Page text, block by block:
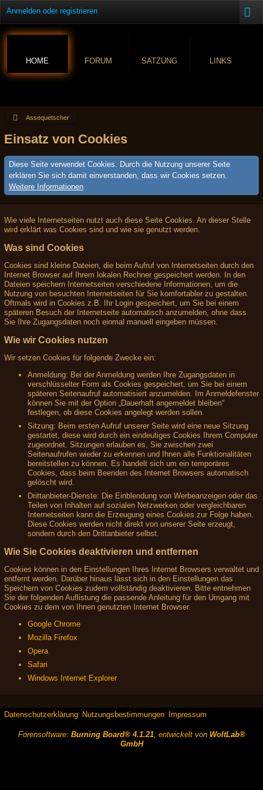
Anmelden oder registrieren
HOME FORUM SATZUNG LINKS
Assequetscher
Einsatz von Cookies
Diese Seite verwendet Cookies. Durch die Nutzung unserer Seite
erklären Sie sich damit einverstanden, dass wir Cookies setzen.
Weitere Informationen
Wie viele Internetseiten nutzt auch diese Seite Cookies. An dieser Stelle
wird erklärt was Cookies sind und wie sie genutzt werden.
Was sind Cookies
Cookies sind kleine Dateien, die beim Aufruf von Internetseiten durch den
Internet Browser auf Ihrem lokalen Rechner gespeichert werden. In den
Dateien speichern Internetseiten verschiedene Informationen, um die
Nutzung von besuchten Internetseiten für Sie komfortabler zu gestalten.
Oftmals wird in Cookies z.B. Ihr Login gespeichert, um Sie bei einem
späteren Besuch der Internetseite automatisch anzumelden, ohne dass
Sie Ihre Zugangsdaten noch einmal manuell eingeben müssen.
Wie wir Cookies nutzen
Wir setzen Cookies für folgende Zwecke ein:
Anmeldung: Bei der Anmeldung werden Ihre Zugangsdaten in
verschlüsselter Form als Cookies gespeichert, um Sie bei einem
späteren Seitenaufruf automatisiert anzumelden. Im Anmeldefenster
können Sie mit der Option „Dauerhaft angemeldet bleiben“
festlegen, ob diese Cookies angelegt werden sollen.
Sitzung: Beim ersten Aufruf unserer Seite wird eine neue Sitzung
gestartet, diese wird durch ein eindeutiges Cookies Ihrem Computer
zugeordnet. Sitzungen erlauben es, Sie zwischen zwei
Seitenaufrufen wieder zu erkennen und Ihnen alle Funktionalitäten
bereitstellen zu können. Es handelt sich um ein temporäres
Cookies, dass beim Beenden des Internet Browsers automatisch
gelöscht wird.
Drittanbieter-Dienste: Die Einblendung von Werbeanzeigen oder das
Teilen von Inhalten auf sozialen Netzwerken oder vergleichbaren
Internetseiten kann die Erzeugung eines Cookies zur Folge haben.
Diese Cookies werden nicht direkt von unserer Seite erzeugt,
sondern durch den Drittanbieter selbst.
Wie Sie Cookies deaktivieren und entfernen
Cookies können in den Einstellungen Ihres Internet Browsers verwaltet und
entfernt werden. Darüber hinaus lässt sich in den Einstellungen das
Speichern von Cookies zudem vollständig deaktivieren. Bitte entnehmen
Sie der folgenden Auflistung die passende Anleitung für den Umgang mit
Cookies zu dem von Ihnen genutzten Internet Browser.
Google Chrome
Mozilla Firefox
Opera
Safari
Windows Internet Explorer
Datenschutzerklärung Nutzungsbestimmungen Impressum
Forensoftware: Burning Board® 4.1.21, entwickelt von WoltLab®
GmbH